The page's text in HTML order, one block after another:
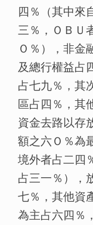
四％（其中來
三％，ＯＢＵ
Ｏ％），非金
及總行權益占
占七九％，其
區占四％，其
資金去路以存
額之六Ｏ％為
境外者占二四
占三一％），
七％，其他資
為主占六四％